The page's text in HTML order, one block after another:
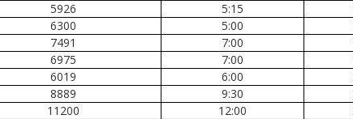
5926 5:15
6300 5:00
7491 7:00
6975 7:00
6019 6:00
8889 9:30
11200 12:00